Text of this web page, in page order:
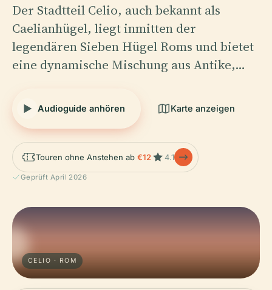
Der Stadtteil Celio, auch bekannt als
Caelianhügel, liegt inmitten der
legendären Sieben Hügel Roms und bietet
eine dynamische Mischung aus Antike,…
Audioguide anhören Karte anzeigen
Touren ohne Anstehen ab €12 4.1
Geprüft April 2026
CELIO · ROM